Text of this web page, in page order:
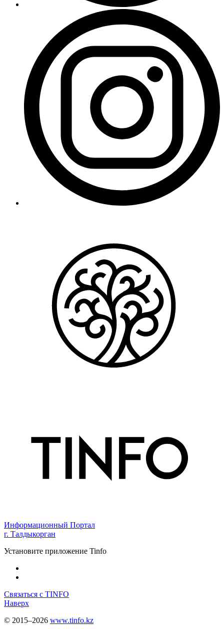
Информационный Портал
г. Талдыкорган
Установите приложение Tinfo
Связаться с TINFO
Наверх
© 2015–2026 www.tinfo.kz